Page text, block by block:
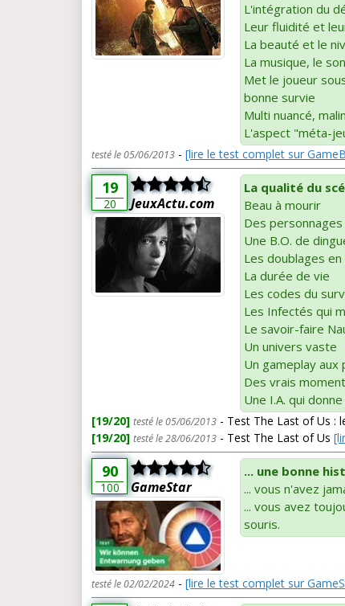
L'intégration du
Leur fluidité et
La beauté et le
La musique, le son
Met le joueur
bonne survie
Multi nuancé,
L'aspect "méta-
testé le 05/06/2013 - [lire le test complet sur
19
20 JeuxActu.com
La qualité du
Beau à mourir
Des
Une B.O. de
Les doublages en
La durée de vie
Les codes du
Les Infectés qui
Le savoir-faire
Un univers vaste
Un gameplay
Des vrais
Une I.A. qui
[19/20] testé le 05/06/2013 - Test The Last of Us :
[19/20] testé le 28/06/2013 - Test The Last of Us
90
100 GameStar
... une bonne
... vous n'avez
... vous avez
souris.
testé le 02/02/2024 - [lire le test complet sur